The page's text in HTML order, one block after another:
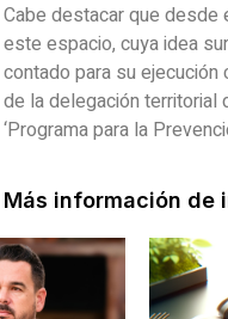
Cabe destacar que desde
este espacio, cuya idea
contado para su
de la delegación territorial
‘Programa para la
Más información de